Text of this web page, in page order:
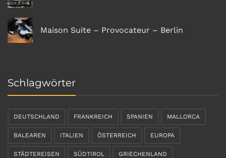
Maison Suite – Provocateur – Berlin
Schlagwörter
DEUTSCHLAND FRANKREICH SPANIEN MALLORCA
BALEAREN ITALIEN ÖSTERREICH EUROPA
STÄDTEREISEN SÜDTIROL GRIECHENLAND